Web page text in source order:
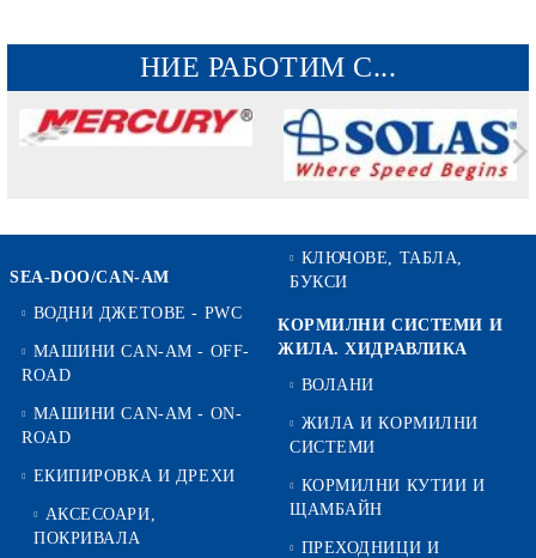
НИЕ РАБОТИМ С...
SEA-DOO/CAN-AM
ВОДНИ ДЖЕТОВЕ - PWC
МАШИНИ CAN-AM - OFF-
ROAD
МАШИНИ CAN-AM - ON-
ROAD
ЕКИПИРОВКА И ДРЕХИ
АКСЕСОАРИ,
ПОКРИВАЛА
КЛЮЧОВЕ, ТАБЛА,
БУКСИ
КОРМИЛНИ СИСТЕМИ И
ЖИЛА. ХИДРАВЛИКА
ВОЛАНИ
ЖИЛА И КОРМИЛНИ
СИСТЕМИ
КОРМИЛНИ КУТИИ И
ЩАМБАЙН
ПРЕХОДНИЦИ И